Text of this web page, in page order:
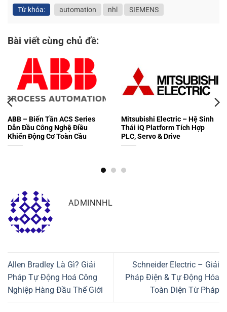
Từ khóa: automation nhl SIEMENS
Bài viết cùng chủ đề:
ABB – Biến Tần ACS Series
Dẫn Đầu Công Nghệ Điều
Khiển Động Cơ Toàn Cầu
Mitsubishi Electric – Hệ Sinh
Thái iQ Platform Tích Hợp
PLC, Servo & Drive
ADMINNHL
Allen Bradley Là Gì? Giải
Pháp Tự Động Hoá Công
Nghiệp Hàng Đầu Thế Giới
Schneider Electric – Giải
Pháp Điện & Tự Động Hóa
Toàn Diện Từ Pháp